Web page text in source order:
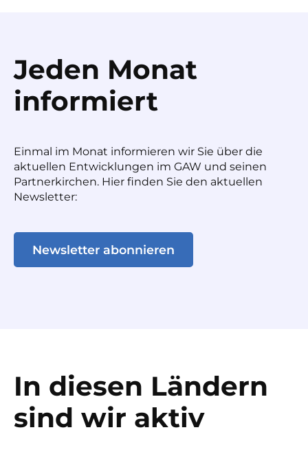
Jeden Monat
informiert
Einmal im Monat informieren wir Sie über die
aktuellen Entwicklungen im GAW und seinen
Partnerkirchen. Hier finden Sie den aktuellen
Newsletter:
Newsletter abonnieren
In diesen Ländern
sind wir aktiv